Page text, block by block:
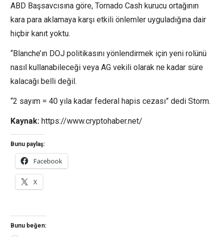
ABD Başsavcısına göre, Tornado Cash kurucu ortağının
kara para aklamaya karşı etkili önlemler uyguladığına dair
hiçbir kanıt yoktu.
“Blanche’ın DOJ politikasını yönlendirmek için yeni rolünü
nasıl kullanabileceği veya AG vekili olarak ne kadar süre
kalacağı belli değil.
“2 sayım = 40 yıla kadar federal hapis cezası” dedi Storm.
Kaynak: https://www.cryptohaber.net/
Bunu paylaş:
Facebook
X
Bunu beğen: